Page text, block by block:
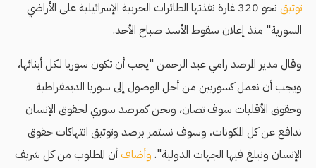
توثيق
نحو 320 غارة نفذتها الطائرات الحربية الإسرائيلية على الأراضي
السورية" منذ إعلان سقوط الأسد صباح الأحد.
وقال مدير المرصد رامي عبد الرحمن "يجب أن تكون سوريا لكل أبنائها،
ويجب أن نعمل كسوريين من أجل الوصول إلى سوريا الديمقراطية
وحقوق الأقليات سوف تصان، ونحن كمرصد سوري لحقوق الإنسان
ندافع عن كل المكونات، وسوف نستمر برصد وتوثيق انتهاكات حقوق
الإنسان ونبلغ فيها الجهات الدولية". وأضافأن المطلوب من كل شريف